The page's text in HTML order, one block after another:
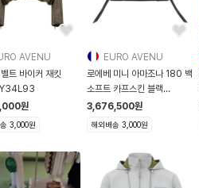
AVENU
트 바이커 재킷
원
3,000원
EURO AVENU
로에베 미니 아마조나 180 백
소프트 카프스킨 블랙
A039AS4X12-
3,676,500원
해외배송 3,000원